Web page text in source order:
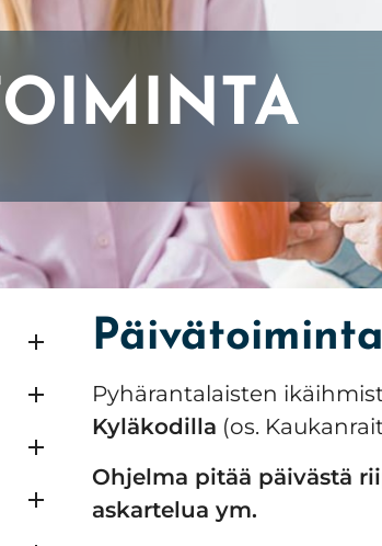
Ikäihmisten palvelut »
Päivätoiminta
Pyhärantalaisten
Kyläkodilla (os.
Ohjelma pitää päivästä
askartelua ym.